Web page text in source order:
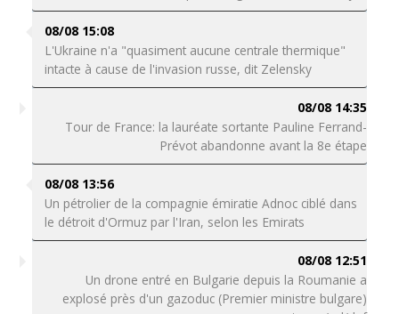
08/08 15:08
L'Ukraine n'a "quasiment aucune centrale thermique"
intacte à cause de l'invasion russe, dit Zelensky
08/08 14:35
Tour de France: la lauréate sortante Pauline Ferrand-
Prévot abandonne avant la 8e étape
08/08 13:56
Un pétrolier de la compagnie émiratie Adnoc ciblé dans
le détroit d'Ormuz par l'Iran, selon les Emirats
08/08 12:51
Un drone entré en Bulgarie depuis la Roumanie a
explosé près d'un gazoduc (Premier ministre bulgare)